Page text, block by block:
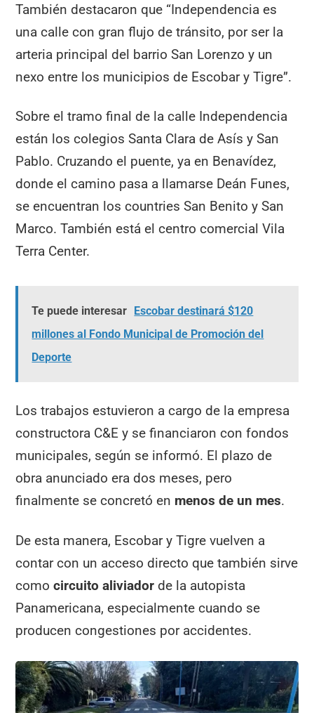
También destacaron que “Independencia es
una calle con gran flujo de tránsito, por ser la
arteria principal del barrio San Lorenzo y un
nexo entre los municipios de Escobar y Tigre”.
Sobre el tramo final de la calle Independencia
están los colegios Santa Clara de Asís y San
Pablo. Cruzando el puente, ya en Benavídez,
donde el camino pasa a llamarse Deán Funes,
se encuentran los countries San Benito y San
Marco. También está el centro comercial Vila
Terra Center.
Te puede interesar
Escobar destinará $120
millones al Fondo Municipal de Promoción del
Deporte
Los trabajos estuvieron a cargo de la empresa
constructora C&E y se financiaron con fondos
municipales, según se informó. El plazo de
obra anunciado era dos meses, pero
finalmente se concretó en menos de un mes.
De esta manera, Escobar y Tigre vuelven a
contar con un acceso directo que también sirve
comocircuito aliviador de la autopista
Panamericana, especialmente cuando se
producen congestiones por accidentes.